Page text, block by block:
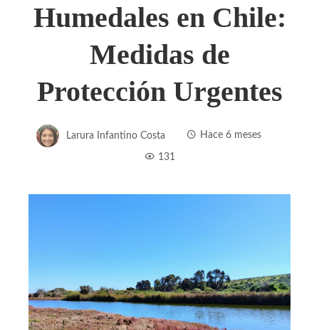
Humedales en Chile:
Medidas de
Protección Urgentes
Larura Infantino Costa Hace 6 meses
131